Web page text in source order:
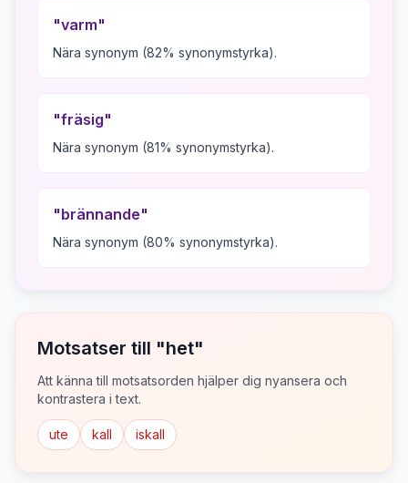
"varm"
Nära synonym (82% synonymstyrka).
"fräsig"
Nära synonym (81% synonymstyrka).
"brännande"
Nära synonym (80% synonymstyrka).
Motsatser till "het"
Att känna till motsatsorden hjälper dig nyansera och
kontrastera i text.
ute kall iskall